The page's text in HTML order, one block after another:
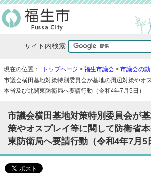
サイト内検索
現在の位置： トップページ > 福生市議会 > 市議会の動
市議会横田基地対策特別委員会が基地の周辺対策やオ
本省及び北関東防衛局へ要請行動（令和4年7月5日）
市議会横田基地対策特別委員会が
策やオスプレイ等に関して防衛省
東防衛局へ要請行動（令和4年7月5